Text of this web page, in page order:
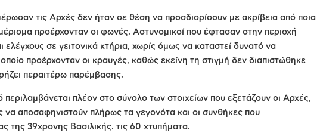
τις Αρχές δεν ήταν σε θέση να προσδιορίσουν με ακρίβεια από ποια
προέρχονταν οι φωνές. Αστυνομικοί που έφτασαν στην περιοχή
ελέγχους σε γειτονικά κτήρια, χωρίς όμως να καταστεί δυνατό να
προέρχονταν οι κραυγές, καθώς εκείνη τη στιγμή δεν διαπιστώθηκε
περαιτέρω παρέμβασης.
περιλαμβάνεται πλέον στο σύνολο των στοιχείων που εξετάζουν οι Αρχές,
να αποσαφηνιστούν πλήρως τα γεγονότα και οι συνθήκες που
της 39χρονης Βασιλικής. τις 60 χτυπήματα.